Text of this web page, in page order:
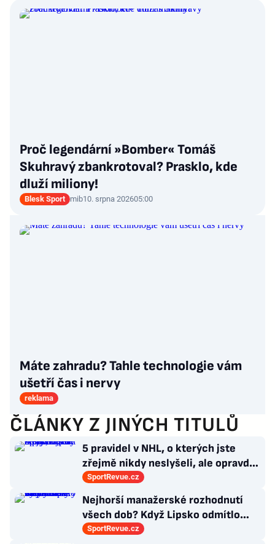
Proč legendární »Bomber« Tomáš
Skuhravý zbankrotoval? Prasklo, kde
dluží miliony!
Blesk Sport mib10. srpna 202605:00
Máte zahradu? Tahle technologie vám
ušetří čas i nervy
reklama
ČLÁNKY Z JINÝCH TITULŮ
5 pravidel v NHL, o kterých jste
zřejmě nikdy neslyšeli, ale opravdu
platí
SportRevue.cz
Nejhorší manažerské rozhodnutí
všech dob? Když Lipsko odmítlo
Vardyho. Prý byl už starý
SportRevue.cz